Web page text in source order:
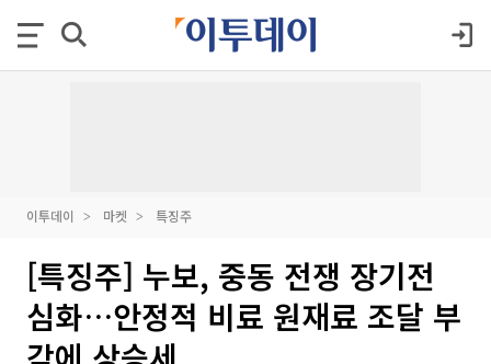
이투데이 마켓 특징주
[특징주] 누보, 중동 전쟁 장기전
심화…안정적 비료 원재료 조달 부